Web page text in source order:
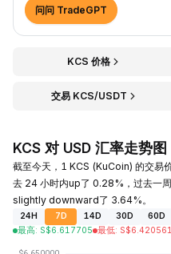
问问 TradeGPT
KCS 价格
交易 KCS/USDT
KCS 对 USD 汇率走势图
截至今天，1 KCS (KuCoin) 的交易
去 24 小时内up了 0.28%，过去一
slightly downward了 3.64%。
24H 7D 14D 30D 60D
最高: S$6.617705 最低: S$6.420561